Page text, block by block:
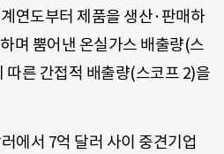
연도부터 제품을 생산·판매하
며 뿜어낸 온실가스 배출량(스
따른 간접적 배출량(스코프 2)을
에서 7억 달러 사이 중견기업